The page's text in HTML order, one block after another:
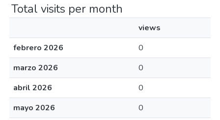
Total visits per month
views
febrero 2026
0
marzo 2026
0
abril 2026
0
mayo 2026
0